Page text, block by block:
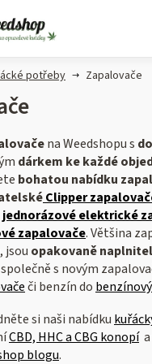
potřeby Zapalovače
na Weedshopu s
dárkem ke každé
bohatou nabídku
Clipper
jednorázové elektrické
zapalovače. Většina
jsou opakovaně
s novým
či benzín do
si naši nabídku
CBD, HHC a CBG konopí
blogu.